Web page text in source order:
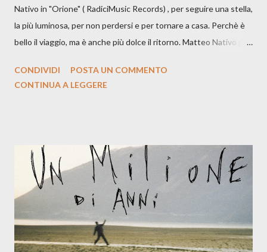
Nativo in "Orione" ( RadiciMusic Records) , per seguire una stella,
la più luminosa, per non perdersi e per tornare a casa. Perchè è
bello il viaggio, ma è anche più dolce il ritorno. Matteo Nativo per
indubbiamente matura e consapevole oltre che con ottimi
Dicevamo. Ed è da qui che il nostro inizia questo concept
musicale, con " Che ora è" , raccontando la separazione dalla
moglie, del senso di sconfitta e del caldo afoso che opprime,
giusta condizione di sopraffazione: "Non so che ora è, che giorno
è, di questa estate che...". E' raro fare uscire come singolo una
cover, ma...
CONDIVIDI
POSTA UN COMMENTO
CONTINUA A LEGGERE